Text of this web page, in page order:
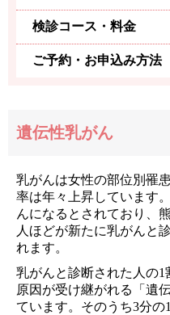
検診コース・料金
ご予約・お申込み方法
遺伝性乳がん
乳がんは女性の部位別罹
率は年々上昇しています
んになるとされており、
人ほどが新たに乳がんと
れます。
乳がんと診断された人の
原因が受け継がれる「遺
ています。そのうち3分